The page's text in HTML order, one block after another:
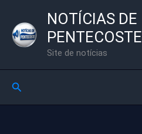
para
NOTÍCIAS DE
PENTECOSTE
Site de notícias
Pesquisar